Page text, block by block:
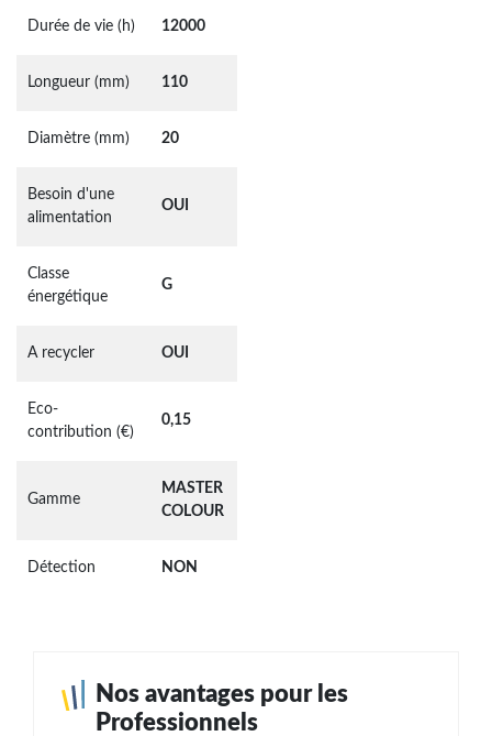
Durée de vie (h) 12000
Longueur (mm) 110
Diamètre (mm) 20
Besoin d'une
alimentation
OUI
Classe
énergétique
G
A recycler OUI
Eco-
contribution (€)
0,15
Gamme
MASTER
COLOUR
Détection NON
Nos avantages pour les
Professionnels